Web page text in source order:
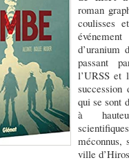
roman
coulisses
d’uranium
passant
l’URSS et
qui se sont
à
méconnus,
ville